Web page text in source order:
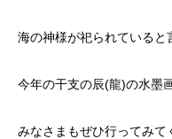
海の神様が祀られていると
今年の干支の辰(龍)の水墨
みなさまもぜひ行ってみて